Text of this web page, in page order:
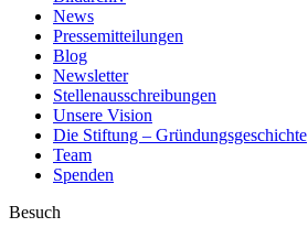
News
Pressemitteilungen
Blog
Newsletter
Stellenausschreibungen
Unsere Vision
Die Stiftung – Gründungsgeschichte
Team
Spenden
Besuch